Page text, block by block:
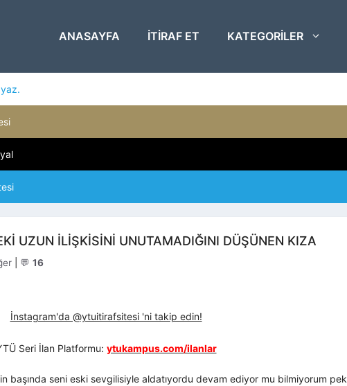
ANASAYFA ITIRAF ET KATEGORILER
UZUN ILIŞKISINI UNUTAMADIĞINI DÜŞÜNEN KIZA
💬 16
İnstagram'da @ytuitirafsitesi 'ni takip edin!
Seri İlan Platformu: ytukampus.com/ilanlar
başında seni eski sevgilisiyle aldatıyordu devam ediyor mu bilmiyorum pek